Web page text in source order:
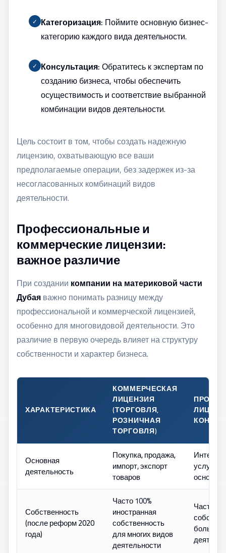
✓ Категоризация: Поймите основную бизнес-
категорию каждого вида деятельности.
✓ Консультация:Обратитесь к экспертам по
созданию бизнеса, чтобы обеспечить
осуществимость и соответствие выбранной
комбинации видов деятельности.
Цель состоит в том, чтобы создать надежную
лицензию, охватывающую все ваши
предполагаемые операции, без задержек из-за
несогласованных комбинаций видов
деятельности.
Профессиональные и
коммерческие лицензии:
важное различие
При создании компании на материковой части
Дубаяважно понимать разницу между
профессиональной и коммерческой лицензией,
особенно для многовидовой деятельности. Это
различие в первую очередь влияет на структуру
собственности и характер бизнеса.
ХАРАКТЕРИСТИКА
КОММЕРЧЕСКАЯ
ЛИЦЕНЗИЯ
(ТОРГОВЛЯ,
РОЗНИЧНАЯ
ТОРГОВЛЯ)
Основная
деятельность
Покупка, продажа,
импорт, экспорт
товаров
услуги,
основе
Собственность
(после реформ 2020
года)
Часто 100%
иностранная
собственность
для многих видов
деятельности
Часто